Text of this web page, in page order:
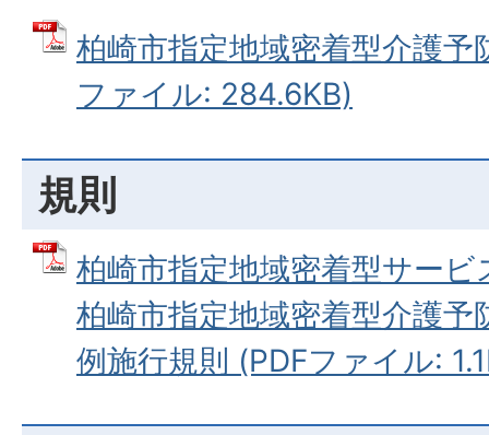
柏崎市指定地域密着型介護予
ファイル: 284.6KB)
規則
柏崎市指定地域密着型サー
柏崎市指定地域密着型介護
例施行規則 (PDFファイル: